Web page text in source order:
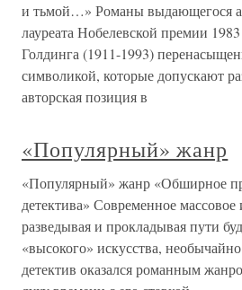
и тьмой…» Романы выдающегося
лауреата Нобелевской премии
Голдинга (1911-1993)
символикой, которые допускают
авторская позиция в
«Популярный» жанр
«Популярный» жанр «Обширное
детектива» Современное массовое
разведывая и прокладывая пути
«высокого» искусства,
детектив оказался романным